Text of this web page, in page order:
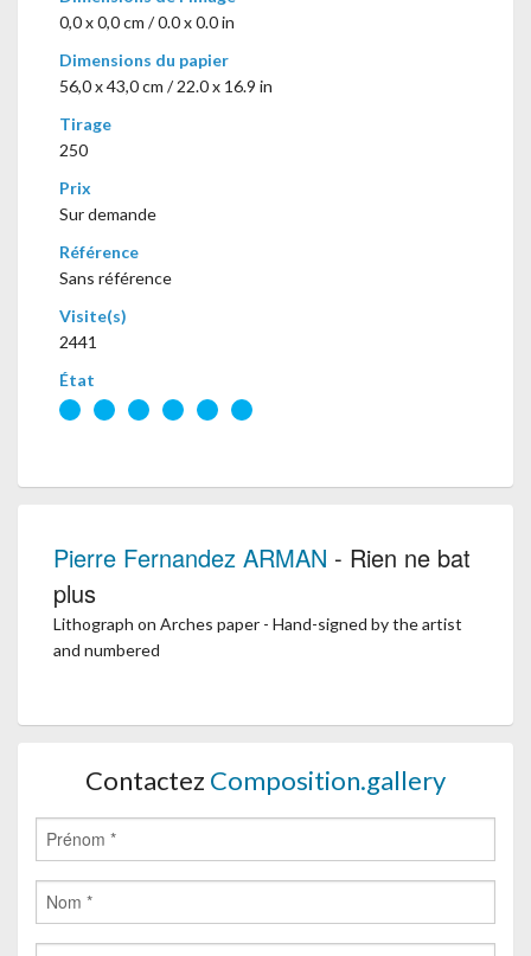
0,0 x 0,0 cm / 0.0 x 0.0 in
Dimensions du papier
56,0 x 43,0 cm / 22.0 x 16.9 in
Tirage
250
Prix
Sur demande
Référence
Sans référence
Visite(s)
2441
État
Pierre Fernandez ARMAN - Rien ne bat
plus
Lithograph on Arches paper - Hand-signed by the artist
and numbered
Contactez Composition.gallery